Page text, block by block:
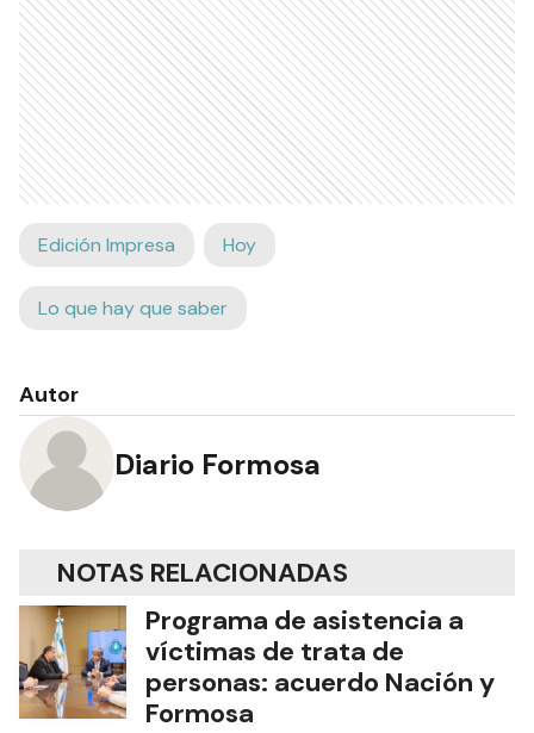
Edición Impresa Hoy
Lo que hay que saber
Autor
Diario Formosa
NOTAS RELACIONADAS
Programa de asistencia a
víctimas de trata de
personas: acuerdo Nación y
Formosa